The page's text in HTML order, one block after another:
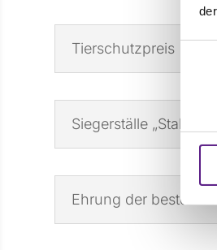
Tierschutzpreis
Siegerställe „Stall des
Ehrung der besten